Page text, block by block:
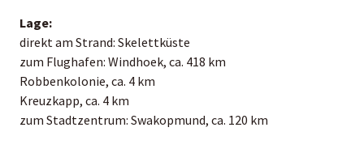
Lage:
direkt am Strand: Skelettküste
zum Flughafen: Windhoek, ca. 418 km
Robbenkolonie, ca. 4 km
Kreuzkapp, ca. 4 km
zum Stadtzentrum: Swakopmund, ca. 120 km